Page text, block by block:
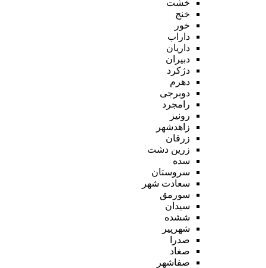
خشت
خنج
خور
داراب
داریان
دبیران
دژکرد
دهرم
دوبرجی
رامجرد
رونیز
زاهدشهر
زرقان
زرین دشت
سده
سروستان
سعادت شهر
سورمق
سیدان
ششده
شهرپیر
صدرا
صغاد
صفاشهر